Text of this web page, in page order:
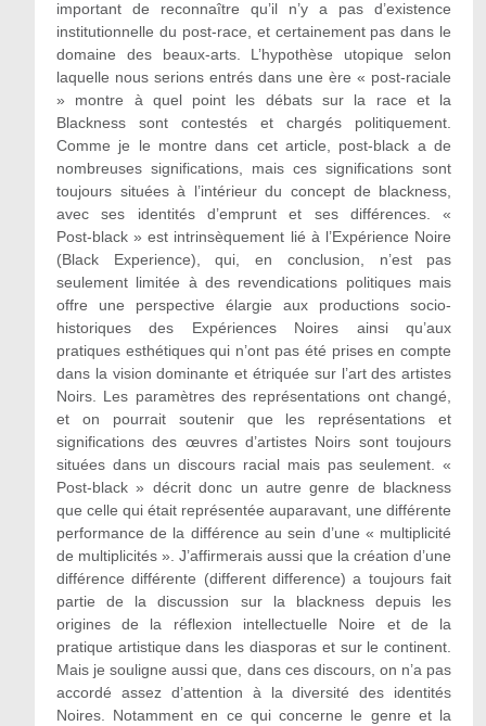
important de reconnaître qu’il n’y a pas d’existence
institutionnelle du post-race, et certainement pas dans le
domaine des beaux-arts. L’hypothèse utopique selon
laquelle nous serions entrés dans une ère « post‑raciale
» montre à quel point les débats sur la race et la
Blackness sont contestés et chargés politiquement.
Comme je le montre dans cet article, post-black a de
nombreuses significations, mais ces significations sont
toujours situées à l’intérieur du concept de blackness,
avec ses identités d’emprunt et ses différences. «
Post‑black » est intrinsèquement lié à l’Expérience Noire
(Black Experience), qui, en conclusion, n’est pas
seulement limitée à des revendications politiques mais
offre une perspective élargie aux productions socio-
historiques des Expériences Noires ainsi qu’aux
pratiques esthétiques qui n’ont pas été prises en compte
dans la vision dominante et étriquée sur l’art des artistes
Noirs. Les paramètres des représentations ont changé,
et on pourrait soutenir que les représentations et
significations des œuvres d’artistes Noirs sont toujours
situées dans un discours racial mais pas seulement. «
Post‑black » décrit donc un autre genre de blackness
que celle qui était représentée auparavant, une différente
performance de la différence au sein d’une « multiplicité
de multiplicités ». J’affirmerais aussi que la création d’une
différence différente (different difference) a toujours fait
partie de la discussion sur la blackness depuis les
origines de la réflexion intellectuelle Noire et de la
pratique artistique dans les diasporas et sur le continent.
Mais je souligne aussi que, dans ces discours, on n’a pas
accordé assez d’attention à la diversité des identités
Noires. Notamment en ce qui concerne le genre et la